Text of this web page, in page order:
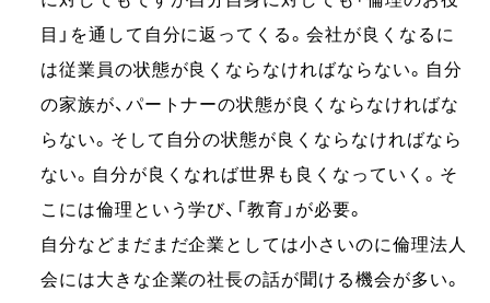
目」を通して自分に返ってくる。会社が良くなるに
は従業員の状態が良くならなければならない。自分
の家族が、パートナーの状態が良くならなければな
らない。そして自分の状態が良くならなければなら
ない。自分が良くなれば世界も良くなっていく。そ
こには倫理という学び、「教育」が必要。
自分などまだまだ企業としては小さいのに倫理法人
会には大きな企業の社長の話が聞ける機会が多い。